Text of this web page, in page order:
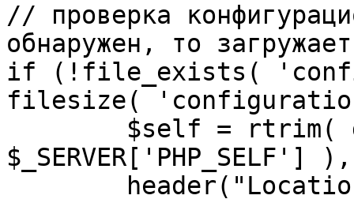
// проверка
обнаружен, то
if (!file_exists(
filesize(